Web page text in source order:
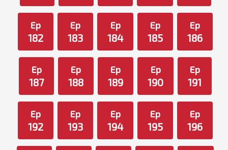
Ep
182
Ep
183
Ep
184
Ep
185
Ep
186
Ep
187
Ep
188
Ep
189
Ep
190
Ep
191
Ep
192
Ep
193
Ep
194
Ep
195
Ep
196